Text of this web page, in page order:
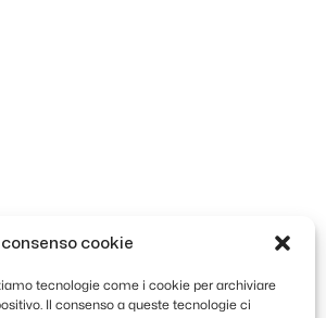
cookie
tecnologie come i cookie per archiviare
Il consenso a queste tecnologie ci